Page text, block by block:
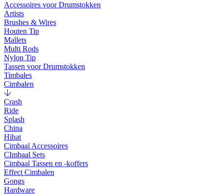
Accessoires voor Drumstokken
Artists
Brushes & Wires
Houten Tip
Mallets
Multi Rods
Nylon Tip
Tassen voor Drumstokken
Timbales
Cimbalen
Crash
Ride
Splash
China
Hihat
Cimbaal Accessoires
CImbaal Sets
Cimbaal Tassen en -koffers
Effect Cimbalen
Gongs
Hardware